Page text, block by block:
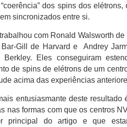
dos spins dos
sincronizados entre si.
com Ronald Walsworth
Gill de Harvard e Andrey
Berkley. Eles conseguiram
de spins de elétrons de um
acima das experiências
entusiasmante deste resultado
nas formas com que os centros
principal do artigo e que